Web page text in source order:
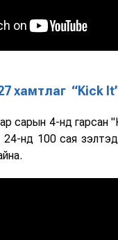
хамтлаг “Kick
сарын 4-нд гарсан
24-нд 100 сая